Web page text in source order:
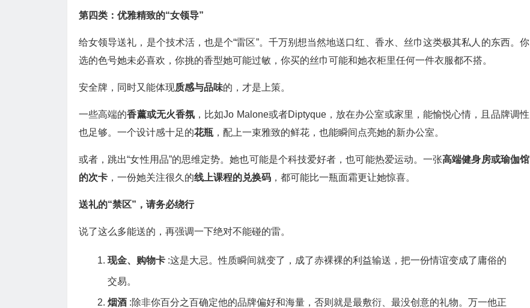
第四类：优雅精致的“女领导”
给女领导送礼，是个技术活，也是个“雷区”。千万别想当然地送口红、香水、丝巾这类极其私人的东西。你
选的色号她未必喜欢，你挑的香型她可能过敏，你买的丝巾可能和她衣柜里任何一件衣服都不搭。
安全牌，同时又能体现质感与品味的，才是上策。
一些高端的香薰或无火香氛 ，比如Jo Malone或者Diptyque，放在办公室或家里，能愉悦心情，且品牌调性
也足够。一个设计感十足的花瓶 ，配上一束雅致的鲜花，也能瞬间点亮她的新办公室。
或者，跳出“女性用品”的思维定势。她也可能是个科技爱好者，也可能热爱运动。一张高端健身房或瑜伽馆
的次卡 ，一份她关注很久的线上课程的兑换码 ，都可能比一瓶面霜更让她惊喜。
送礼的“禁区”，请务必绕行
说了这么多能送的，再强调一下绝对不能碰的雷。
现金、购物卡 :这是大忌。性质瞬间就变了，成了赤裸裸的利益输送，把一份情谊变成了庸俗的
交易。
烟酒 :除非你百分之百确定他的品牌偏好和海量，否则就是最敷衍、最没创意的礼物。万一他正